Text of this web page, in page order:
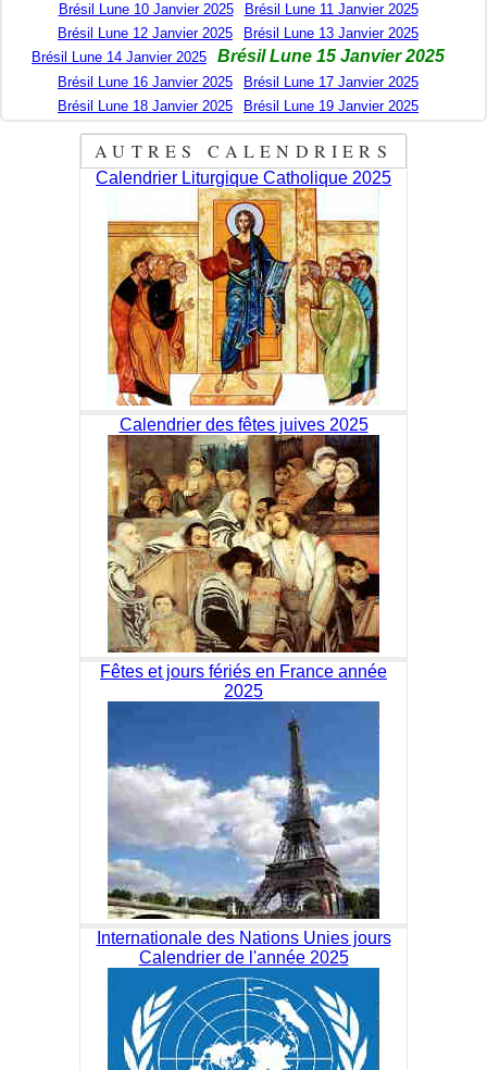
Brésil Lune 10 Janvier 2025
Brésil Lune 11 Janvier 2025
Brésil Lune 12 Janvier 2025
Brésil Lune 13 Janvier 2025
Brésil Lune 14 Janvier 2025
Brésil Lune 15 Janvier 2025
Brésil Lune 16 Janvier 2025
Brésil Lune 17 Janvier 2025
Brésil Lune 18 Janvier 2025
Brésil Lune 19 Janvier 2025
AUTRES CALENDRIERS
Calendrier Liturgique Catholique 2025
Calendrier des fêtes juives 2025
Fêtes et jours fériés en France année
2025
Internationale des Nations Unies jours
Calendrier de l'année 2025